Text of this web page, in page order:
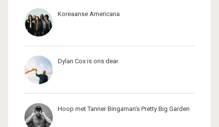
Koreaanse Americana
Dylan Cox is ons dear
Hoop met Tanner Bingaman's Pretty Big Garden